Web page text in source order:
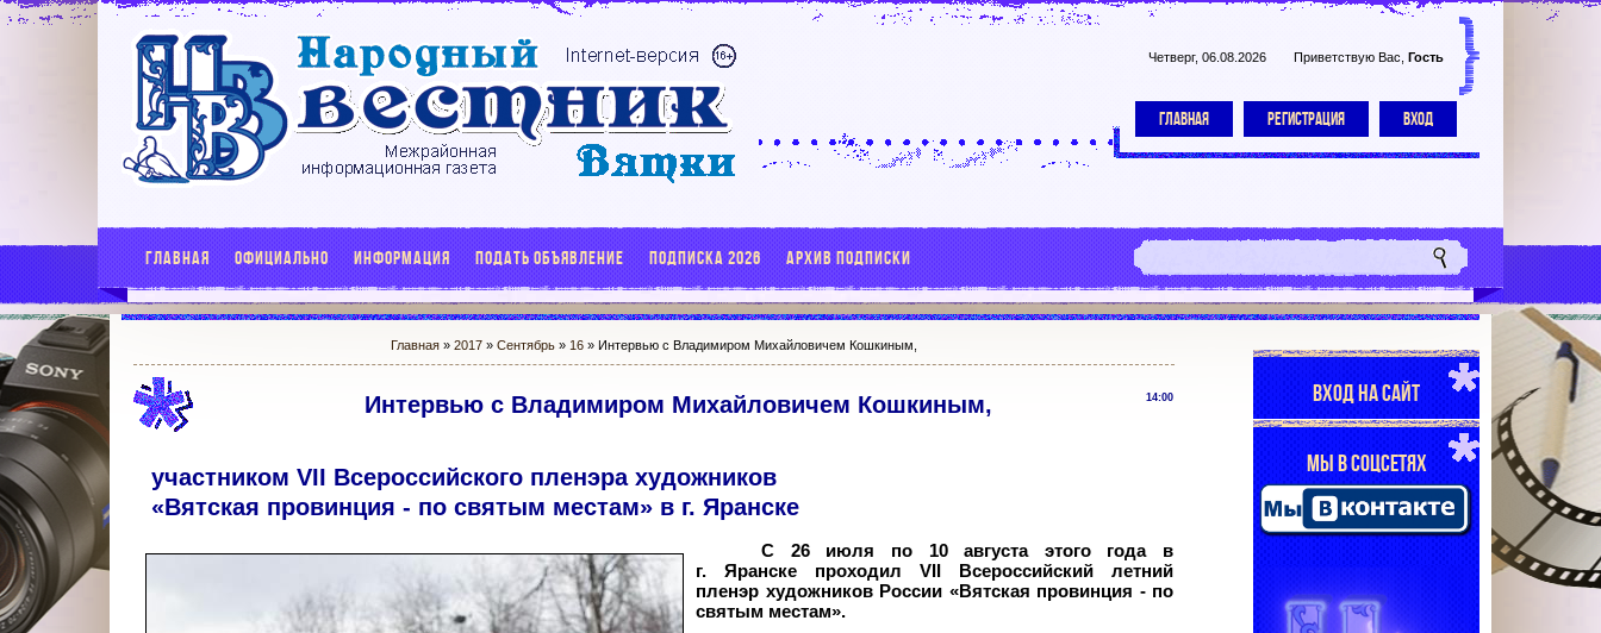
Четверг, 06.08.2026 Приветствую Вас Гость
ГЛАВНАЯ РЕГИСТРАЦИЯ ВХОД
ГЛАВНАЯ ОФИЦИАЛЬНО ИНФОРМАЦИЯ ПОДАТЬ ОБЪЯВЛЕНИЕ ПОДПИСКА 2026 АРХИВ ПОДПИСКИ
Главная» 2017 » Сентябрь » 16» Интервью с Владимиром Михайловичем Кошкиным,
14:00
Интервью с Владимиром Михайловичем Кошкиным,
участником VII Всероссийского пленэра художников
«Вятская провинция - по святым местам» в г. Яранске
С 26 июля по 10 августа этого года в
г. Яранске проходил VII Всероссийский летний
пленэр художников России «Вятская провинция - по
святым местам».
ВХОД НА САЙТ
МЫ В СОЦСЕТЯХ